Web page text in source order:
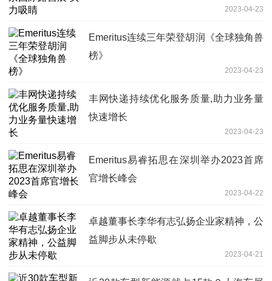
2023-04-23
Emeritus连续三年荣登胡润《全球独角兽
榜》
2023-04-23
丰网快递持续优化服务质量,助力业务量
快速增长
2023-04-23
Emeritus易睿拓思在深圳举办2023首席
官增长峰会
2023-04-22
卓越董事长李华有志弘扬企业家精神，公
益脚步从未停歇
2023-04-21